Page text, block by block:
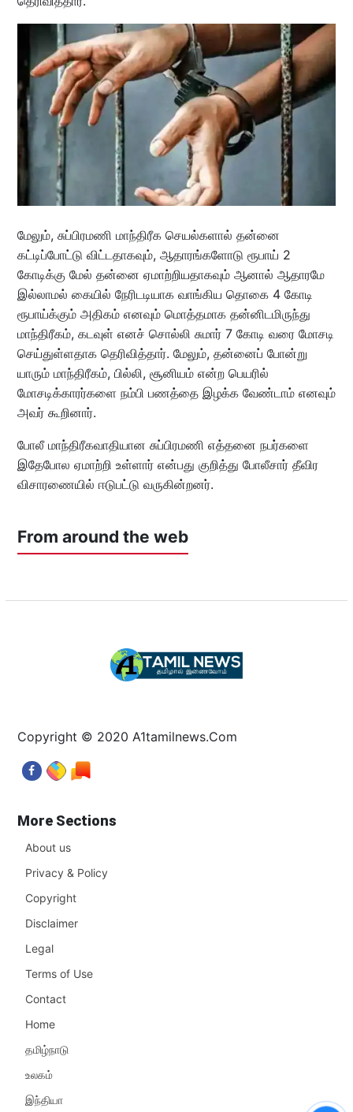
மேலும், சுப்பிரமணி மாந்திரீக செயல்களால் தன்னை
கட்டிப்போட்டு விட்டதாகவும், ஆதாரங்களோடு ரூபாய் 2
கோடிக்கு மேல் தன்னை ஏமாற்றியதாகவும் ஆனால் ஆதாரமே
இல்லாமல் கையில் நேரிடடியாக வாங்கிய தொகை 4 கோடி
ரூபாய்க்கும் அதிகம் எனவும் மொத்தமாக தன்னிடமிருந்து
மாந்திரீகம், கடவுள் எனச் சொல்லி சுமார் 7 கோடி வரை மோசடி
செய்துள்ளதாக தெரிவித்தார். மேலும், தன்னைப் போன்று
யாரும் மாந்திரீகம், பில்லி, சூனியம் என்ற பெயரில்
மோசடிக்காரர்களை நம்பி பணத்தை இழக்க வேண்டாம் எனவும்
அவர் கூறினார்.
போலீ மாந்திரீகவாதியான சுப்பிரமணி எத்தனை நபர்களை
இதேபோல ஏமாற்றி உள்ளார் என்பது குறித்து போலீசார் தீவிர
விசாரணையில் ஈடுபட்டு வருகின்றனர்.
From around the web
Copyright © 2020 A1tamilnews.Com
More Sections
About us
Privacy & Policy
Copyright
Disclaimer
Legal
Terms of Use
Contact
Home
தமிழ்நாடு
உலகம்
இந்தியா